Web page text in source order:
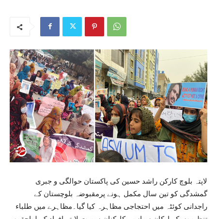
لاپتہ بلوچ کارکن راشد حسین کی پاکستان حوالگی و جبری
گمشدگی کو تین سال مکمل ہونے پرمقبوضہ بلوچستان کے
راجدانی کوئٹہ میں احتجاجی مظاہرہ کیا گیا۔مظاہرے میں طلباء